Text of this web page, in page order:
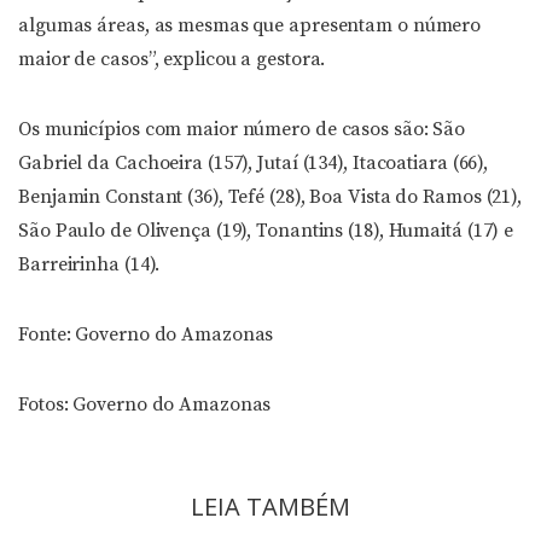
algumas áreas, as mesmas que apresentam o número
maior de casos”, explicou a gestora.
Os municípios com maior número de casos são: São
Gabriel da Cachoeira (157), Jutaí (134), Itacoatiara (66),
Benjamin Constant (36), Tefé (28), Boa Vista do Ramos (21),
São Paulo de Olivença (19), Tonantins (18), Humaitá (17) e
Barreirinha (14).
Fonte: Governo do Amazonas
Fotos: Governo do Amazonas
LEIA TAMBÉM